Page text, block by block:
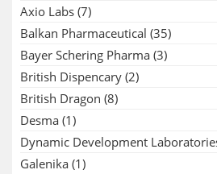
Axio Labs (7)
Balkan Pharmaceutical (35)
Bayer Schering Pharma (3)
British Dispencary (2)
British Dragon (8)
Desma (1)
Dynamic Development
Galenika (1)